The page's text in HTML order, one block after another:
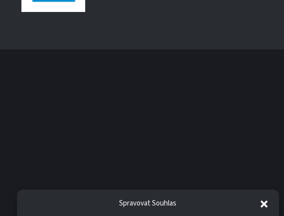
Spravovat Souhlas